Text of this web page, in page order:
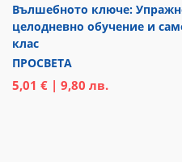
Вълшебното ключе:
целодневно обучение и
клас
ПРОСВЕТА
5,01 € | 9,80 лв.